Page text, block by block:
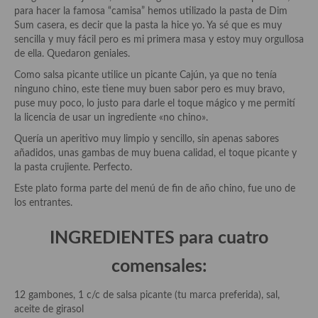
Historia de la gastronomía, platos celebres, cocineros, críticos,
historias culinarias y otras cosas
Origen y evolución de la comida
Protocolo y buenas maneras.
Ocio – restaurantes, bares, tabernas
En El Candelero
Las opiniones de la «Cocinera»
Recetas
Airfryer recetas
para hacer la famosa “camisa” hemos utilizado la pasta de Dim
Sum casera, es decir que la pasta la hice yo. Ya sé que es muy
sencilla y muy fácil pero es mi primera masa y estoy muy orgullosa
de ella. Quedaron geniales.
Como salsa picante utilice un picante Cajún, ya que no tenía
ninguno chino, este tiene muy buen sabor pero es muy bravo,
puse muy poco, lo justo para darle el toque mágico y me permití
la licencia de usar un ingrediente «no chino».
Quería un aperitivo muy limpio y sencillo, sin apenas sabores
añadidos, unas gambas de muy buena calidad, el toque picante y
la pasta crujiente. Perfecto.
Este plato forma parte del menú de fin de año chino, fue uno de
los entrantes.
INGREDIENTES para cuatro
comensales:
12 gambones, 1 c/c de salsa picante (tu marca preferida), sal,
aceite de girasol